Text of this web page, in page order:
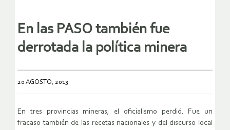
En las PASO también fue
derrotada la política minera
20 AGOSTO, 2013
En tres provincias mineras, el oficialismo perdió. Fue un
fracaso también de las recetas nacionales y del discurso local